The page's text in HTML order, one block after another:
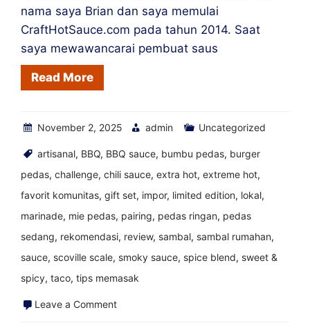
nama saya Brian dan saya memulai
CraftHotSauce.com pada tahun 2014. Saat
saya mewawancarai pembuat saus
Read More
November 2, 2025 admin Uncategorized
artisanal, BBQ, BBQ sauce, bumbu pedas, burger
pedas, challenge, chili sauce, extra hot, extreme hot,
favorit komunitas, gift set, impor, limited edition, lokal,
marinade, mie pedas, pairing, pedas ringan, pedas
sedang, rekomendasi, review, sambal, sambal rumahan,
sauce, scoville scale, smoky sauce, spice blend, sweet &
spicy, taco, tips memasak
Leave a Commenton